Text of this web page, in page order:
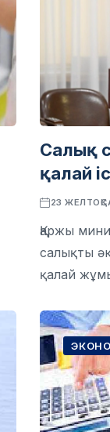
Салық
қалай
23
Қаржы
салықты
қалай